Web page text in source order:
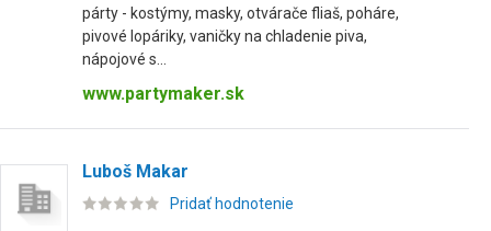
párty - kostýmy, masky, otvárače fliaš, poháre,
pivové lopáriky, vaničky na chladenie piva,
nápojové s...
www.partymaker.sk
Luboš Makar
Pridať hodnotenie